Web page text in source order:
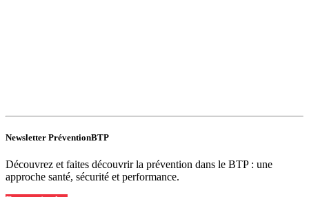
Newsletter PréventionBTP
Découvrez et faites découvrir la prévention dans le BTP : une
approche santé, sécurité et performance.